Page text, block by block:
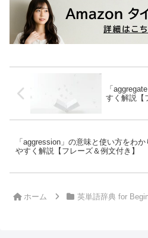
「
すく解説【
「aggression」の意味と使い方をわか
やすく解説【フレーズ＆例文付き】
ホーム 英単語辞典 for